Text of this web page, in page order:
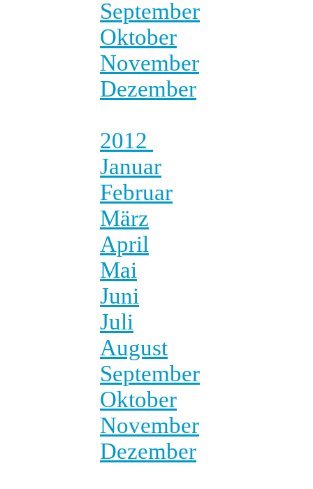
September
Oktober
November
Dezember
2012
Januar
Februar
März
April
Mai
Juni
Juli
August
September
Oktober
November
Dezember